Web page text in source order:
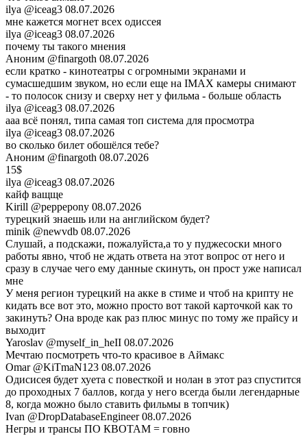
ilya @iceag3 08.07.2026
мне кажется могнет всех одиссея
ilya @iceag3 08.07.2026
почему ты такого мнения
Аноним @finargoth 08.07.2026
если кратко - кинотеатры с огромными экранами и
сумасшедшим звуком, но если еще на IMAX камеры снимают
- то полосок снизу и сверху нет у фильма - больше область
ilya @iceag3 08.07.2026
ааа всё понял, типа самая топ система для просмотра
ilya @iceag3 08.07.2026
во сколько билет обошёлся тебе?
Аноним @finargoth 08.07.2026
15$
ilya @iceag3 08.07.2026
кайф ващще
Kirill @peppepony 08.07.2026
турецкий знаешь или на английском будет?
minik @newvdb 08.07.2026
Слушай, а подскажи, пожалуйста,а то у пуджесоски много
работы явно, чтоб не ждать ответа на этот вопрос от него и
сразу в случае чего ему данные скинуть, он прост уже написал
мне
У меня регион турецкий на акке в стиме и чтоб на крипту не
кидать все вот это, можно просто вот такой карточкой как то
закинуть? Она вроде как раз плюс минус по тому же прайсу и
выходит
Yaroslav @myself_in_heII 08.07.2026
Мечтаю посмотреть что-то красивое в Аймакс
Omar @KiTmaN123 08.07.2026
Одисисея будет хуета с повесткой и нолан в этот раз спустится
до проходных 7 баллов, когда у него всегда были легендарные
8, когда можно было ставить фильмы в топчик)
Ivan @DropDatabaseEngineer 08.07.2026
Негры и трансы ПО КВОТАМ = говно